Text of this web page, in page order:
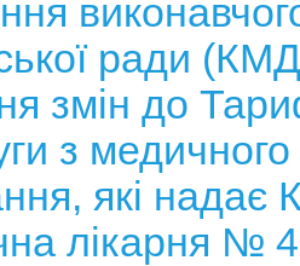
ради
змін до
з медичного
які надає
лікарня №